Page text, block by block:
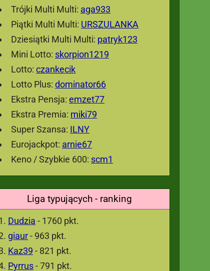
Trójki Multi Multi: aga933
Piątki Multi Multi: URSZULANKA
Dziesiątki Multi Multi: patryk123
Mini Lotto: skorpion1219
Lotto: czankecik
Lotto Plus: dominator66
Ekstra Pensja: emzet77
Ekstra Premia: miki79
Super Szansa: ILNY
Eurojackpot: arnie67
Keno / Szybkie 600: scm1
Liga typujących - ranking
Dudzia - 1760 pkt.
giaur- 963 pkt.
Kaz39 - 821 pkt.
Pyrrus- 791 pkt.